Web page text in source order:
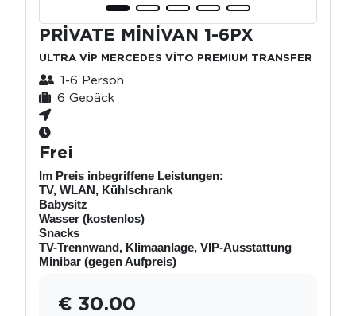
PRİVATE MİNİVAN 1-6PX
ULTRA VİP MERCEDES VİTO PREMIUM TRANSFER
1-6 Person
6 Gepäck
Frei
Im Preis inbegriffene Leistungen:
TV, WLAN, Kühlschrank
Babysitz
Wasser (kostenlos)
Snacks
TV-Trennwand, Klimaanlage, VIP-Ausstattung
Minibar (gegen Aufpreis)
€ 30.00